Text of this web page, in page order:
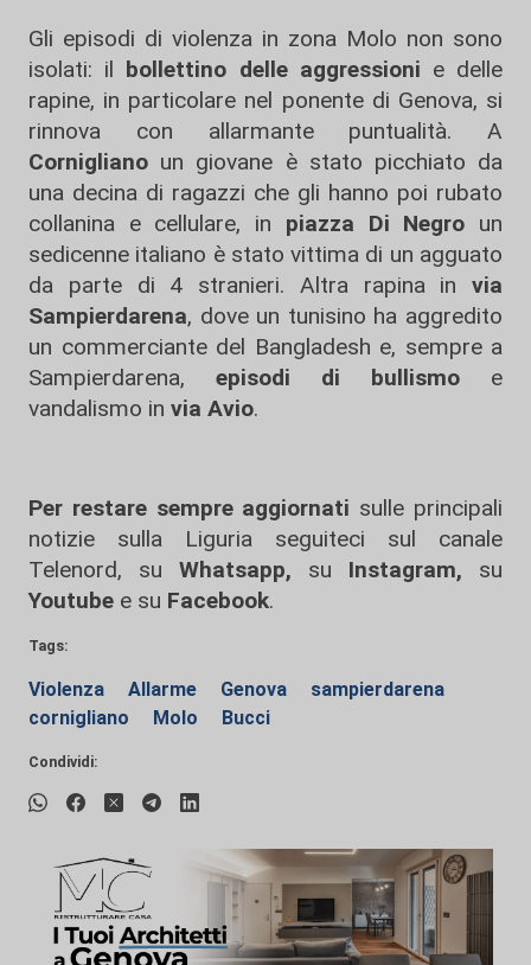
Gli episodi di violenza in zona Molo non sono
isolati: il bollettino delle aggressioni e delle
rapine, in particolare nel ponente di Genova, si
rinnova con allarmante puntualità. A
Cornigliano un giovane è stato picchiato da
una decina di ragazzi che gli hanno poi rubato
collanina e cellulare, in piazza Di Negro un
sedicenne italiano è stato vittima di un agguato
da parte di 4 stranieri. Altra rapina in via
Sampierdarena, dove un tunisino ha aggredito
un commerciante del Bangladesh e, sempre a
Sampierdarena, episodi di bullismo e
vandalismo in via Avio.
Per restare sempre aggiornati sulle principali
notizie sulla Liguria seguiteci sul canale
Telenord, su
Whatsapp, su Instagram, su
Youtube e su Facebook.
Tags:
Violenza Allarme Genova
sampierdarena
cornigliano
Molo Bucci
Condividi: